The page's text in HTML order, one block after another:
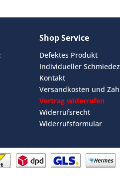
Shop Service
Defektes Produkt
Individueller
Kontakt
Versandkosten und
Vertrag widerrufen
Widerrufsrecht
Widerrufsformular